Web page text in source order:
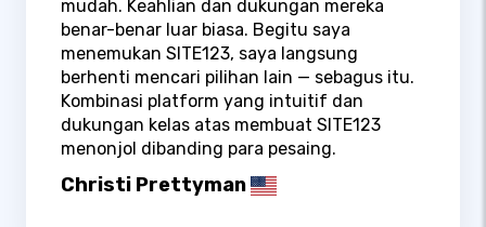
mudah. Keahlian dan dukungan mereka
benar-benar luar biasa. Begitu saya
menemukan SITE123, saya langsung
berhenti mencari pilihan lain — sebagus itu.
Kombinasi platform yang intuitif dan
dukungan kelas atas membuat SITE123
menonjol dibanding para pesaing.
Christi Prettyman